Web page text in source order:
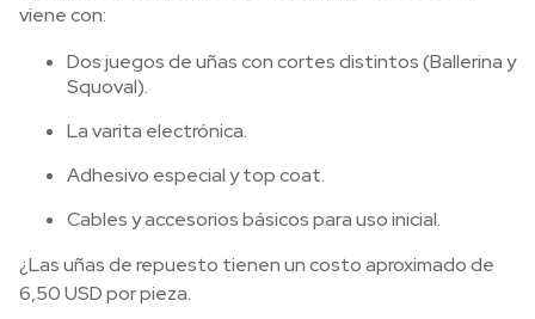
viene con:
Dos juegos de uñas con cortes distintos (Ballerina y
Squoval).
La varita electrónica.
Adhesivo especial y top coat.
Cables y accesorios básicos para uso inicial.
¿Las uñas de repuesto tienen un costo aproximado de
6,50 USD por pieza.